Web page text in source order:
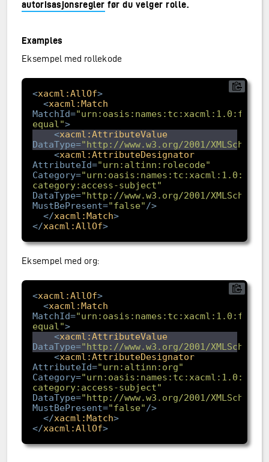
autorisasjonsregler før du velger rolle.
Examples
Eksempel med rollekode
<xacml:AllOf>
<xacml:Match
MatchId=
equal">
<xacml:AttributeValue
DataType="http://www.w3.org/2001/
<xacml:AttributeDesignator
AttributeId="urn:altinn:rolecode"
Category=
category:access-subject"
DataType="http://www.w3.org/2001/
MustBePresent="false" />
</xacml:Match>
</xacml:AllOf>
Eksempel med org:
<xacml:AllOf>
<xacml:Match
MatchId=
equal">
<xacml:AttributeValue
DataType="http://www.w3.org/2001/
<xacml:AttributeDesignator
AttributeId="urn:altinn:org"
Category=
category:access-subject"
DataType="http://www.w3.org/2001/
MustBePresent="false" />
</xacml:Match>
</xacml:AllOf>